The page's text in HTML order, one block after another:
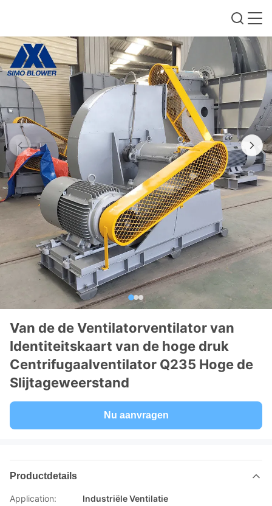
Van de de Ventilatorventilator van
Identiteitskaart van de hoge druk
Centrifugaalventilator Q235 Hoge de
Slijtageweerstand
Nu aanvragen
Productdetails
Application:
Industriële Ventilatie